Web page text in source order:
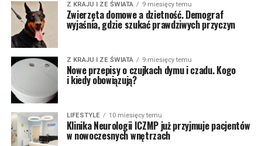
Z KRAJU I ZE ŚWIATA 9 miesięcy temu
Zwierzęta domowe a dzietność. Demograf
wyjaśnia, gdzie szukać prawdziwych przyczyn
Z KRAJU I ZE ŚWIATA 9 miesięcy temu
Nowe przepisy o czujkach dymu i czadu. Kogo
i kiedy obowiązują?
LIFESTYLE 10 miesięcy temu
Klinika Neurologii ICZMP już przyjmuje pacjentów
w nowoczesnych wnętrzach